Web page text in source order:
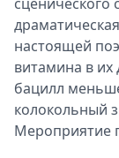
настоящей
витамина в
бацилл
колокольный
Мероприятие